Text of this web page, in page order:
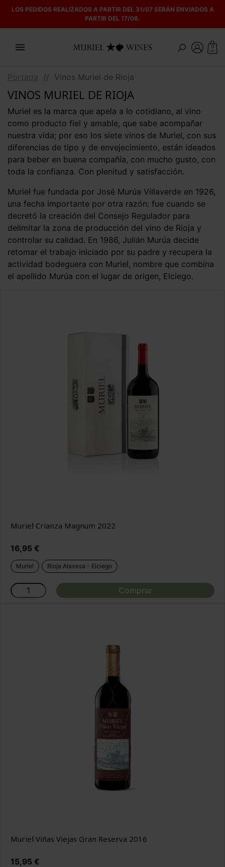
LOS PEDIDOS REALIZADOS A PARTIR DEL 31/07 SERÁN ENVIADOS A
PARTIR DEL 17/08.
 0
Portada // Vinos Muriel de Rioja
VINOS MURIEL DE RIOJA
Muriel es la marca que apela a lo cotidiano, al vino
como producto fiel y amable, que sabe acompañar
nuestra vida; por eso los siete vinos de Muriel, con sus
diferencias de tipo y de envejecimiento, están ideados
para beber en buena compañía, con mucho gusto, con
toda la confianza. Con plenitud y satisfacción.
Muriel fue fundada por José Murúa Villaverde en 1926,
una fecha importante por otra razón: fue cuando se
decretó la creación del Consejo Regulador para
delimitar la zona de producción del vino de Rioja y
controlar su calidad. En 1986, Julián Murúa decide
retomar el trabajo iniciado por su padre y recupera la
actividad bodeguera con Muriel, nombre que combina
el apellido Murúa con el lugar de origen, Elciego.
Muriel Crianza Magnum 2022
Precio
16,95 €
Muriel Rioja Alavesa - Elciego
Comprar
Muriel Viñas Viejas Gran Reserva 2016
Precio
15,95 €